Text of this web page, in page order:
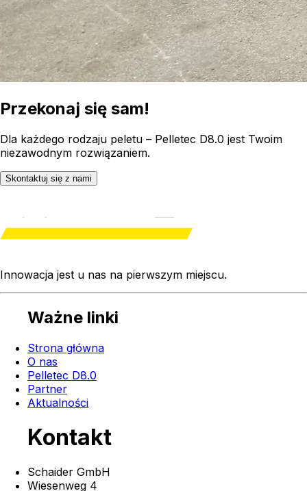
Przekonaj się sam!
Dla każdego rodzaju peletu – Pelletec D8.0 jest Twoim
niezawodnym rozwiązaniem.
Skontaktuj się z nami
Innowacja jest u nas na pierwszym miejscu.
Ważne linki
Strona główna
O nas
Pelletec D8.0
Partner
Aktualności
Kontakt
Schaider GmbH
Wiesenweg 4